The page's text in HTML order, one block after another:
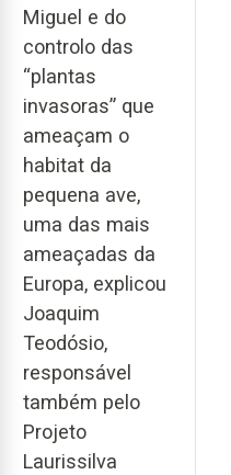
Miguel e do
controlo das
“plantas
invasoras” que
ameaçam o
habitat da
pequena ave,
uma das mais
ameaçadas da
Europa, explicou
Joaquim
Teodósio,
responsável
também pelo
Projeto
Laurissilva